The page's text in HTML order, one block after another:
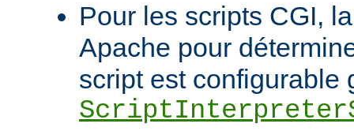
Pour les scripts CGI,
Apache pour
script est configurable